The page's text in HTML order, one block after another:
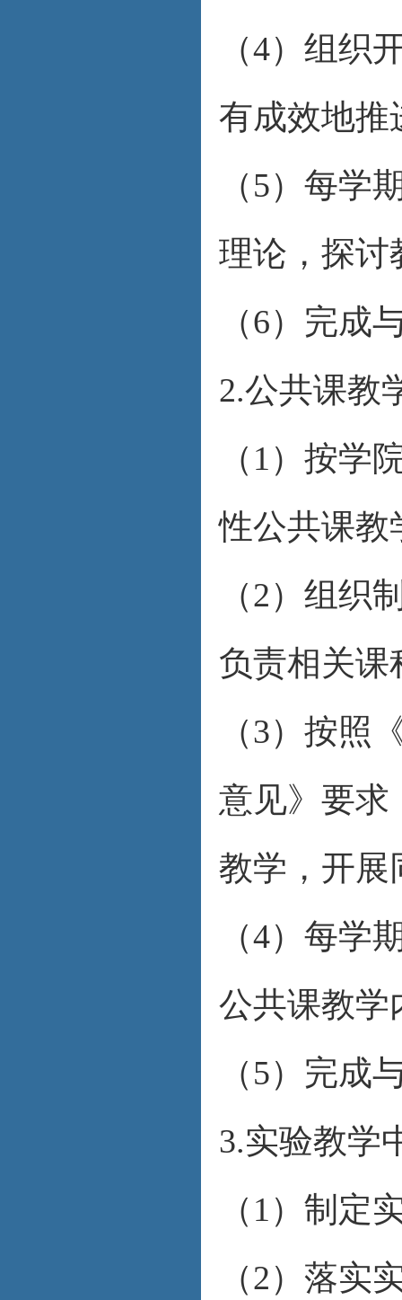
（4）组织
有成效地推
（5）每学
理论，探讨
（6）完成
2.公共课教
（1）按学
性公共课教
（2）组织
负责相关课
（3）按照
意见》要求
教学，开展
（4）每学
公共课教学
（5）完成
3.实验教学
（1）制定
（2）落实